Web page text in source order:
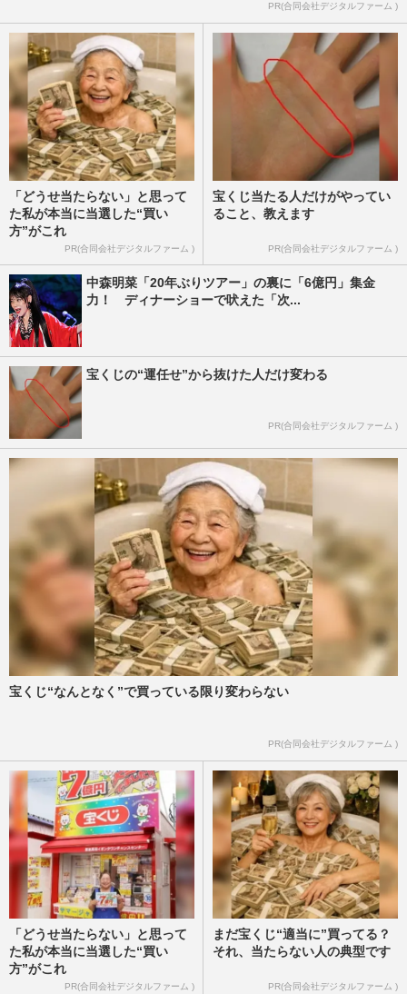
PR(合同会社デジタルファーム )
「どうせ当たらない」と思って
た私が本当に当選した“買い
方”がこれ
PR(合同会社デジタルファーム )
宝くじ当たる人だけがやってい
ること、教えます
PR(合同会社デジタルファーム )
中森明菜「20年ぶりツアー」の裏に「6億円」集金
力！ ディナーショーで吠えた「次...
宝くじの“運任せ”から抜けた人だけ変わる
PR(合同会社デジタルファーム )
宝くじ“なんとなく”で買っている限り変わらない
PR(合同会社デジタルファーム )
「どうせ当たらない」と思って
た私が本当に当選した“買い
方”がこれ
PR(合同会社デジタルファーム )
まだ宝くじ“適当に”買ってる？
それ、当たらない人の典型です
PR(合同会社デジタルファーム )